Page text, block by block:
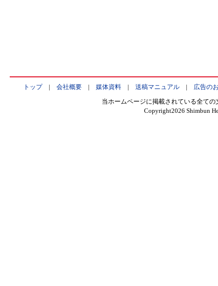
トップ| 会社概要| 媒体資料| 送稿マニュアル| 広告の
当ホームページに掲載されている全て
Copyright2026 Shimbun